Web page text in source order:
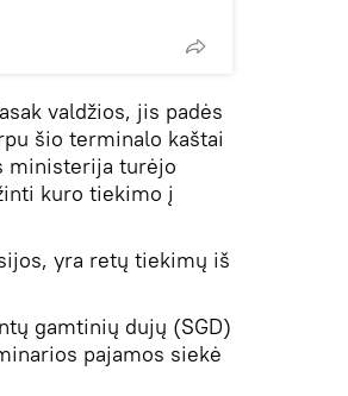
valdžios, jis padės
šio terminalo kaštai
ministerija turėjo
kuro tiekimo į
yra retų tiekimų iš
gamtinių dujų (SGD)
pajamos siekė